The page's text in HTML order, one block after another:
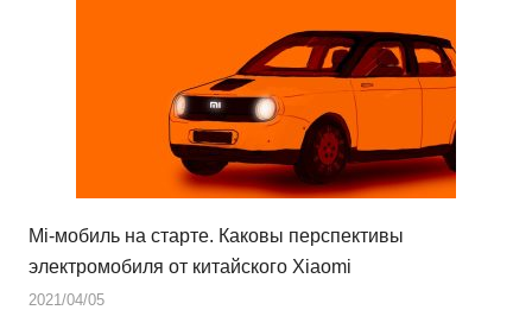
Mi-мобиль на старте. Каковы перспективы
электромобиля от китайского Xiaomi
2021/04/05